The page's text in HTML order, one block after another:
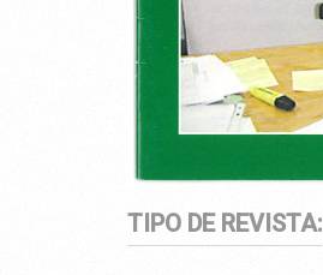
TIPO DE REVISTA: